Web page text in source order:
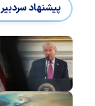
پیشنهاد سردبیر